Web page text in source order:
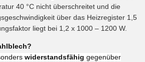
40 °C nicht überschreitet und die
über das Heizregister 1,5
liegt bei 1,2 x 1000 – 1200 W.
widerstandsfähig gegenüber